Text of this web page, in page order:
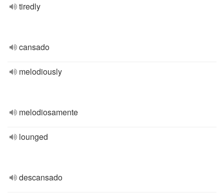
tiredly
cansado
melodiously
melodiosamente
lounged
descansado